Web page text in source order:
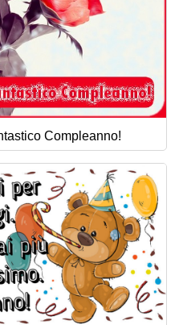
Compleanno!